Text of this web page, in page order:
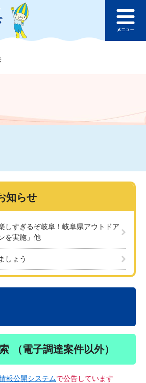
このページの本文へ
ュ
知らせ
しすぎるぞ岐阜！岐阜県アウトドア
を実施」他
しょう
（電子調達案件以外）
報公開システムで公告しています